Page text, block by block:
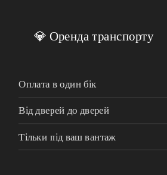
💎 Оренда транспорту
Оплата в один бік
Від дверей до дверей
Тільки під ваш вантаж